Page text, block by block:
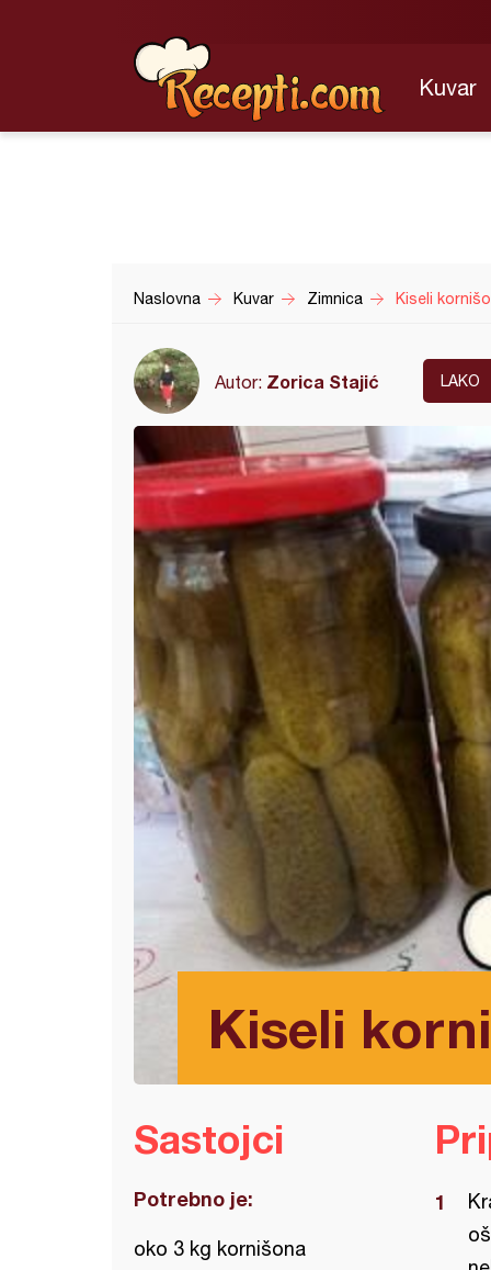
Kuvar
Naslovna Kuvar Zimnica Kiseli
Autor: Zorica Stajić LAKO
Kiseli
Sastojci
Potrebno je:
oko 3 kg kornišona